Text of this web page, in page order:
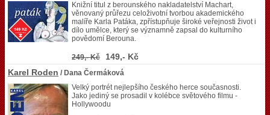
Knižní titul z berounského nakladatelství Machart,
věnovaný průřezu celoživotní tvorbou akademického
malíře Karla Patáka, zpřístupňuje široké veřejnosti život i
dílo umělce, který se významně zapsal do kulturního
povědomí Berouna.
249,- Kč
149,- Kč
Karel Roden / Dana Čermáková
Velký portrét nejlepšího českého herce současnosti.
Jako jediný se prosadil v kolébce světového filmu -
Hollywoodu